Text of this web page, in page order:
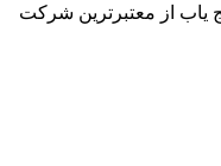
یاب از معتبرترین شرکت